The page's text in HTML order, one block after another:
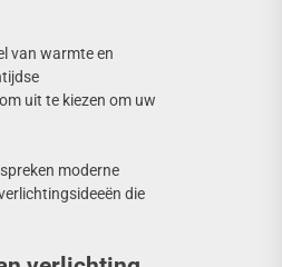
van warmte en
uit te kiezen om uw
moderne
die